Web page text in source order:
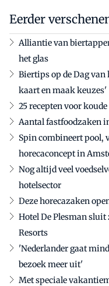
Eerder
Alliantie van
het glas
Biertips op de Dag van
kaart en maak keuzes'
25 recepten voor
Aantal fastfoodzaken
Spin combineert
horecaconcept in
Nog altijd veel
hotelsector
Deze horecazaken
Hotel De Plesman
Resorts
'Nederlander gaat
bezoek meer uit'
Met speciale